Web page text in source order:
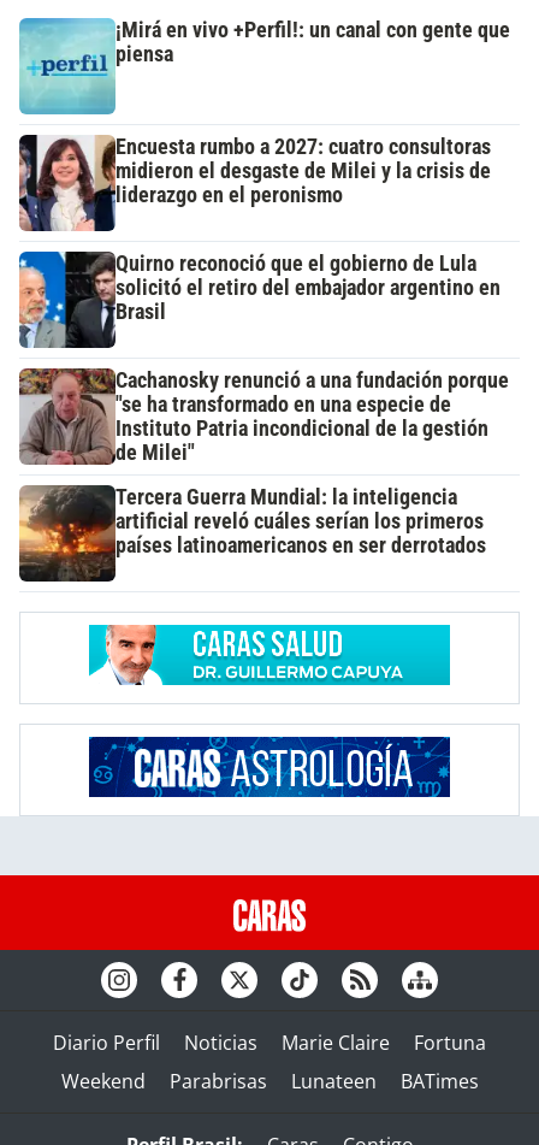
¡Mirá en vivo +Perfil!: un canal con gente que
piensa
Encuesta rumbo a 2027: cuatro consultoras
midieron el desgaste de Milei y la crisis de
liderazgo en el peronismo
Quirno reconoció que el gobierno de Lula
solicitó el retiro del embajador argentino en
Brasil
Cachanosky renunció a una fundación porque
"se ha transformado en una especie de
Instituto Patria incondicional de la gestión
de Milei"
Tercera Guerra Mundial: la inteligencia
artificial reveló cuáles serían los primeros
países latinoamericanos en ser derrotados
Diario Perfil Noticias Marie Claire
Fortuna
Weekend
Parabrisas Lunateen BATimes